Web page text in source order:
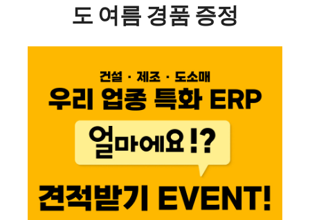
도 여름 경품 증정